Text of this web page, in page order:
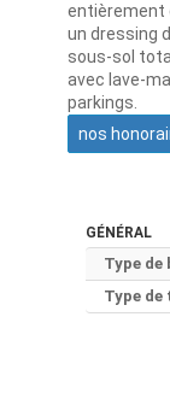
entièrement
un dressing
sous-sol
avec lave-
parkings.
nos
GÉNÉRAL
Type de
Type